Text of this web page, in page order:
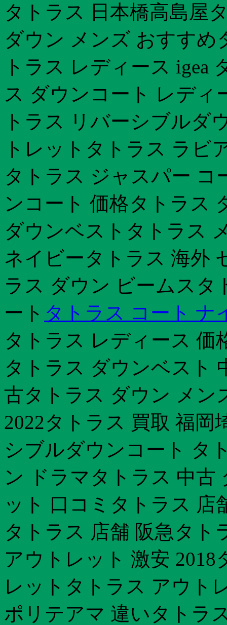
タトラス 日本橋高島屋
ダウン メンズ おすすめ
トラス レディース igea
ス ダウンコート レデ
トラス リバーシブルダ
トレットタトラス ラビ
タトラス ジャスパー
ンコート 価格タトラス
ダウンベストタトラス
ネイビータトラス 海外
ラス ダウン ビームス
ート タトラス コート ナ
タトラス レディース 価
タトラス ダウンベスト
古タトラス ダウン メン
2022タトラス 買取 福
シブルダウンコート タ
ン ドラマタトラス 中
ット 口コミタトラス 店
タトラス 店舗 阪急タト
アウトレット 激安
レットタトラス アウト
ポリテアマ 違いタトラ